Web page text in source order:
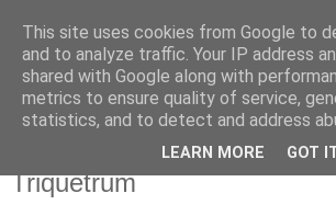
Björn Fritz
vad än som faller mig in
måndag, juni 17, 2019
Triquetrum
This site uses cookies from Google to
and to analyze traffic. Your IP address
shared with Google along with
metrics to ensure quality of service,
statistics, and to detect and address
LEARN MORE GOT